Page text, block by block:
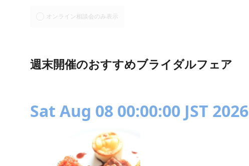
オンライン相談会のみ表示
週末開催のおすすめブライダルフェア
Sat Aug 08 00:00:00 JST 2026